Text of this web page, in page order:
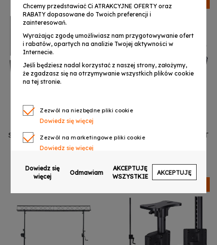
Dostępny
STAND4ME DJ PARAWAN
LYCRA materiał czarny
osłona komplet 4 szt.
STAND4ME WIND UP KIT
Chcemy przedstawiać Ci ATRAKCYJNE OFERTY oraz
RABATY dopasowane do Twoich preferencji i
zainteresowań.
Wyrażając zgodę umożliwiasz nam przygotowywanie ofert
i rabatów, opartych na analizie Twojej aktywności w
Internecie.
Jeśli będziesz nadal korzystać z naszej strony, założymy,
że zgadzasz się na otrzymywanie wszystkich plików cookie
na tej stronie.
Zezwól na niezbędne pliki cookie
Dowiedz się więcej
Zezwól na marketingowe pliki cookie
Dowiedz się więcej
Zezwól na pliki cookie dotyczące preferencji
Dowiedz się więcej
Zezwól na ciasteczka analityczne
Zezwalaj na wysyłanie danych użytkownika do
Dowiedz się więcej
Dowiedz się
więcej
Odmawiam
AKCEPTUJĘ
WSZYSTKIE
AKCEPTUJĘ